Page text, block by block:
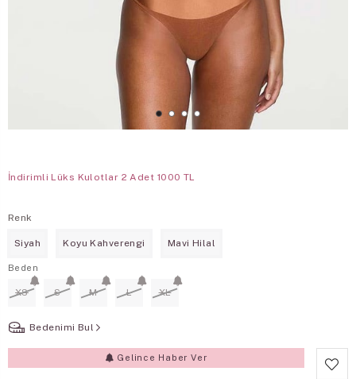
İndirimli Lüks Kulotlar 2 Adet 1000 TL
Renk
Siyah Koyu Kahverengi Mavi Hilal
Beden
XS S M L XL
Bedenimi Bul
Gelince Haber Ver